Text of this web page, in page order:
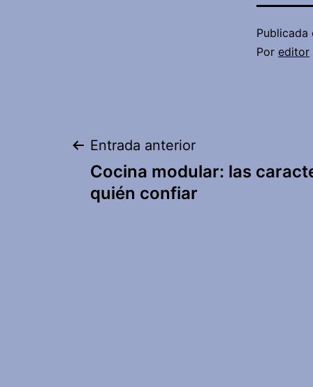
Por editor
Navegación
de
Entrada anterior
Cocina modular: las
quién confiar